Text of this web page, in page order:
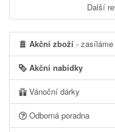
Další
Akční zboží - zasíláme
Akční nabídky
Vánoční dárky
Odborná poradna